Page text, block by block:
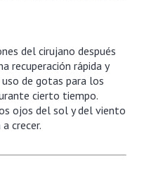
del cirujano después
recuperación rápida y
de gotas para los
cierto tiempo.
ojos del sol y del viento
crecer.